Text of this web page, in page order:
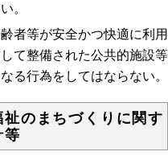
。
者等が安全かつ快適に利用
て整備された公共的施設等
る行為をしてはならない。
のまちづくりに関す
等